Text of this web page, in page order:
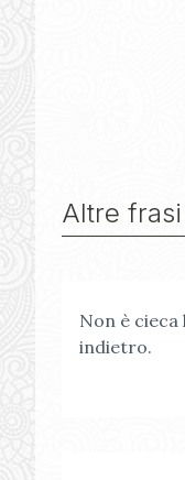
Altre
Non è cieca
indietro.